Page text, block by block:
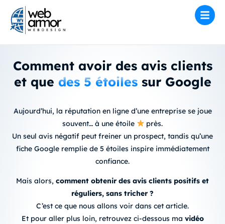
Comment avoir des avis clients
et que des 5 étoilessur Google
Aujourd’hui, la réputation en ligne d’une entreprise se joue
souvent… à une étoile
près.
Un seul avis négatif peut freiner un prospect, tandis qu’une
fiche Google remplie de 5 étoiles inspire immédiatement
confiance.
Mais alors, comment obtenir des avis clients positifs et
réguliers, sans tricher ?
C’est ce que nous allons voir dans cet article.
Et pour aller plus loin, retrouvez ci-dessous ma vidéo